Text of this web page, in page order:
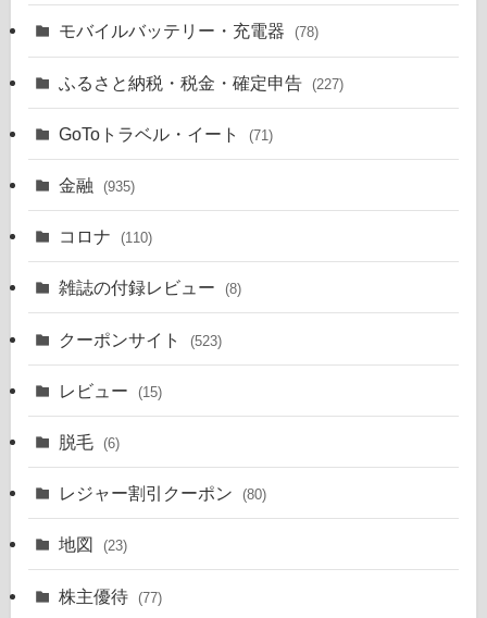
モバイルバッテリー・充電器 (78)
ふるさと納税・税金・確定申告 (227)
GoToトラベル・イート (71)
金融 (935)
コロナ (110)
雑誌の付録レビュー (8)
クーポンサイト (523)
レビュー (15)
脱毛 (6)
レジャー割引クーポン (80)
地図 (23)
株主優待 (77)